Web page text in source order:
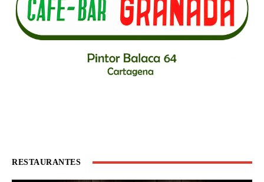
RESTAURANTES